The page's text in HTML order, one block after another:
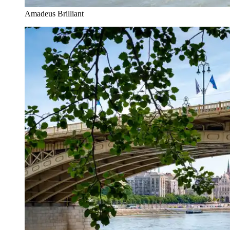
Amadeus Brilliant